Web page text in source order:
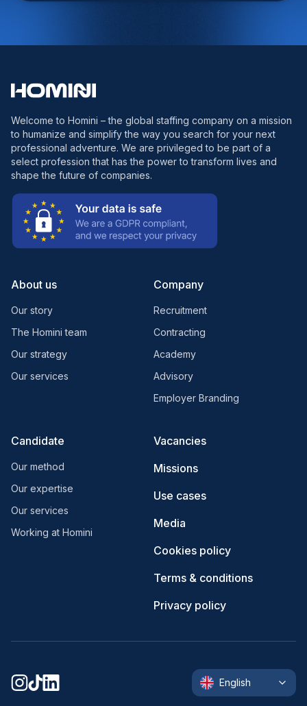
Welcome to Homini – the global staffing company on a mission
to humanize and simplify the way you search for your next
professional adventure. We are privileged to be part of a
select profession that has the power to transform lives and
shape the future of companies.
About us
Our story
The Homini team
Our strategy
Our services
Company
Recruitment
Contracting
Academy
Advisory
Employer Branding
Candidate
Our method
Our expertise
Our services
Working at Homini
Vacancies
Missions
Use cases
Media
Cookies policy
Terms & conditions
Privacy policy
English